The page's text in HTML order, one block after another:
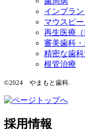
インプラン
マウスピ
再生医療（
審美歯科
精密な歯
根管治療
©2024 やまもと歯科.
採用情報